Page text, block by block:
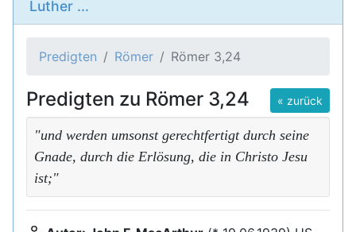
Luther ...
Predigten Römer Römer 3,24
« zurück
Predigten zu Römer 3,24
"und werden umsonst gerechtfertigt durch seine
Gnade, durch die Erlösung, die in Christo Jesu
ist;"